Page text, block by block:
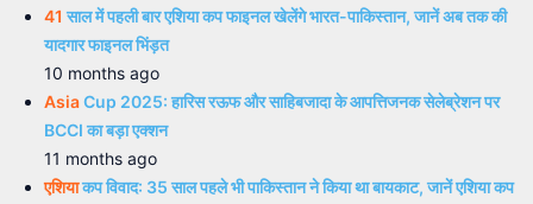
41 साल में पहली बार एशिया कप फाइनल खेलेंगे भारत-पाकिस्तान, जानें अब तक की
यादगार फाइनल भिंड़त
10 months ago
AsiaCup 2025: हारिस रऊफ और साहिबजादा के आपत्तिजनक सेलेब्रेशन पर
BCCI का बड़ा एक्शन
11 months ago
एशियाकप विवाद: 35 साल पहले भी पाकिस्तान ने किया था बायकाट, जानें एशिया कप